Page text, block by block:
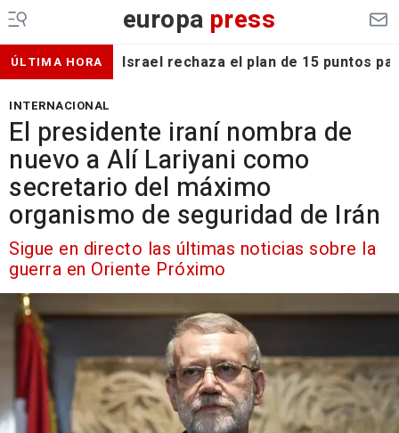
europa press
ÚLTIMA HORA Israel rechaza el plan de 15 puntos
INTERNACIONAL
El presidente iraní nombra de
nuevo a Alí Lariyani como
secretario del máximo
organismo de seguridad de Irán
Sigue en directo las últimas noticias sobre la
guerra en Oriente Próximo